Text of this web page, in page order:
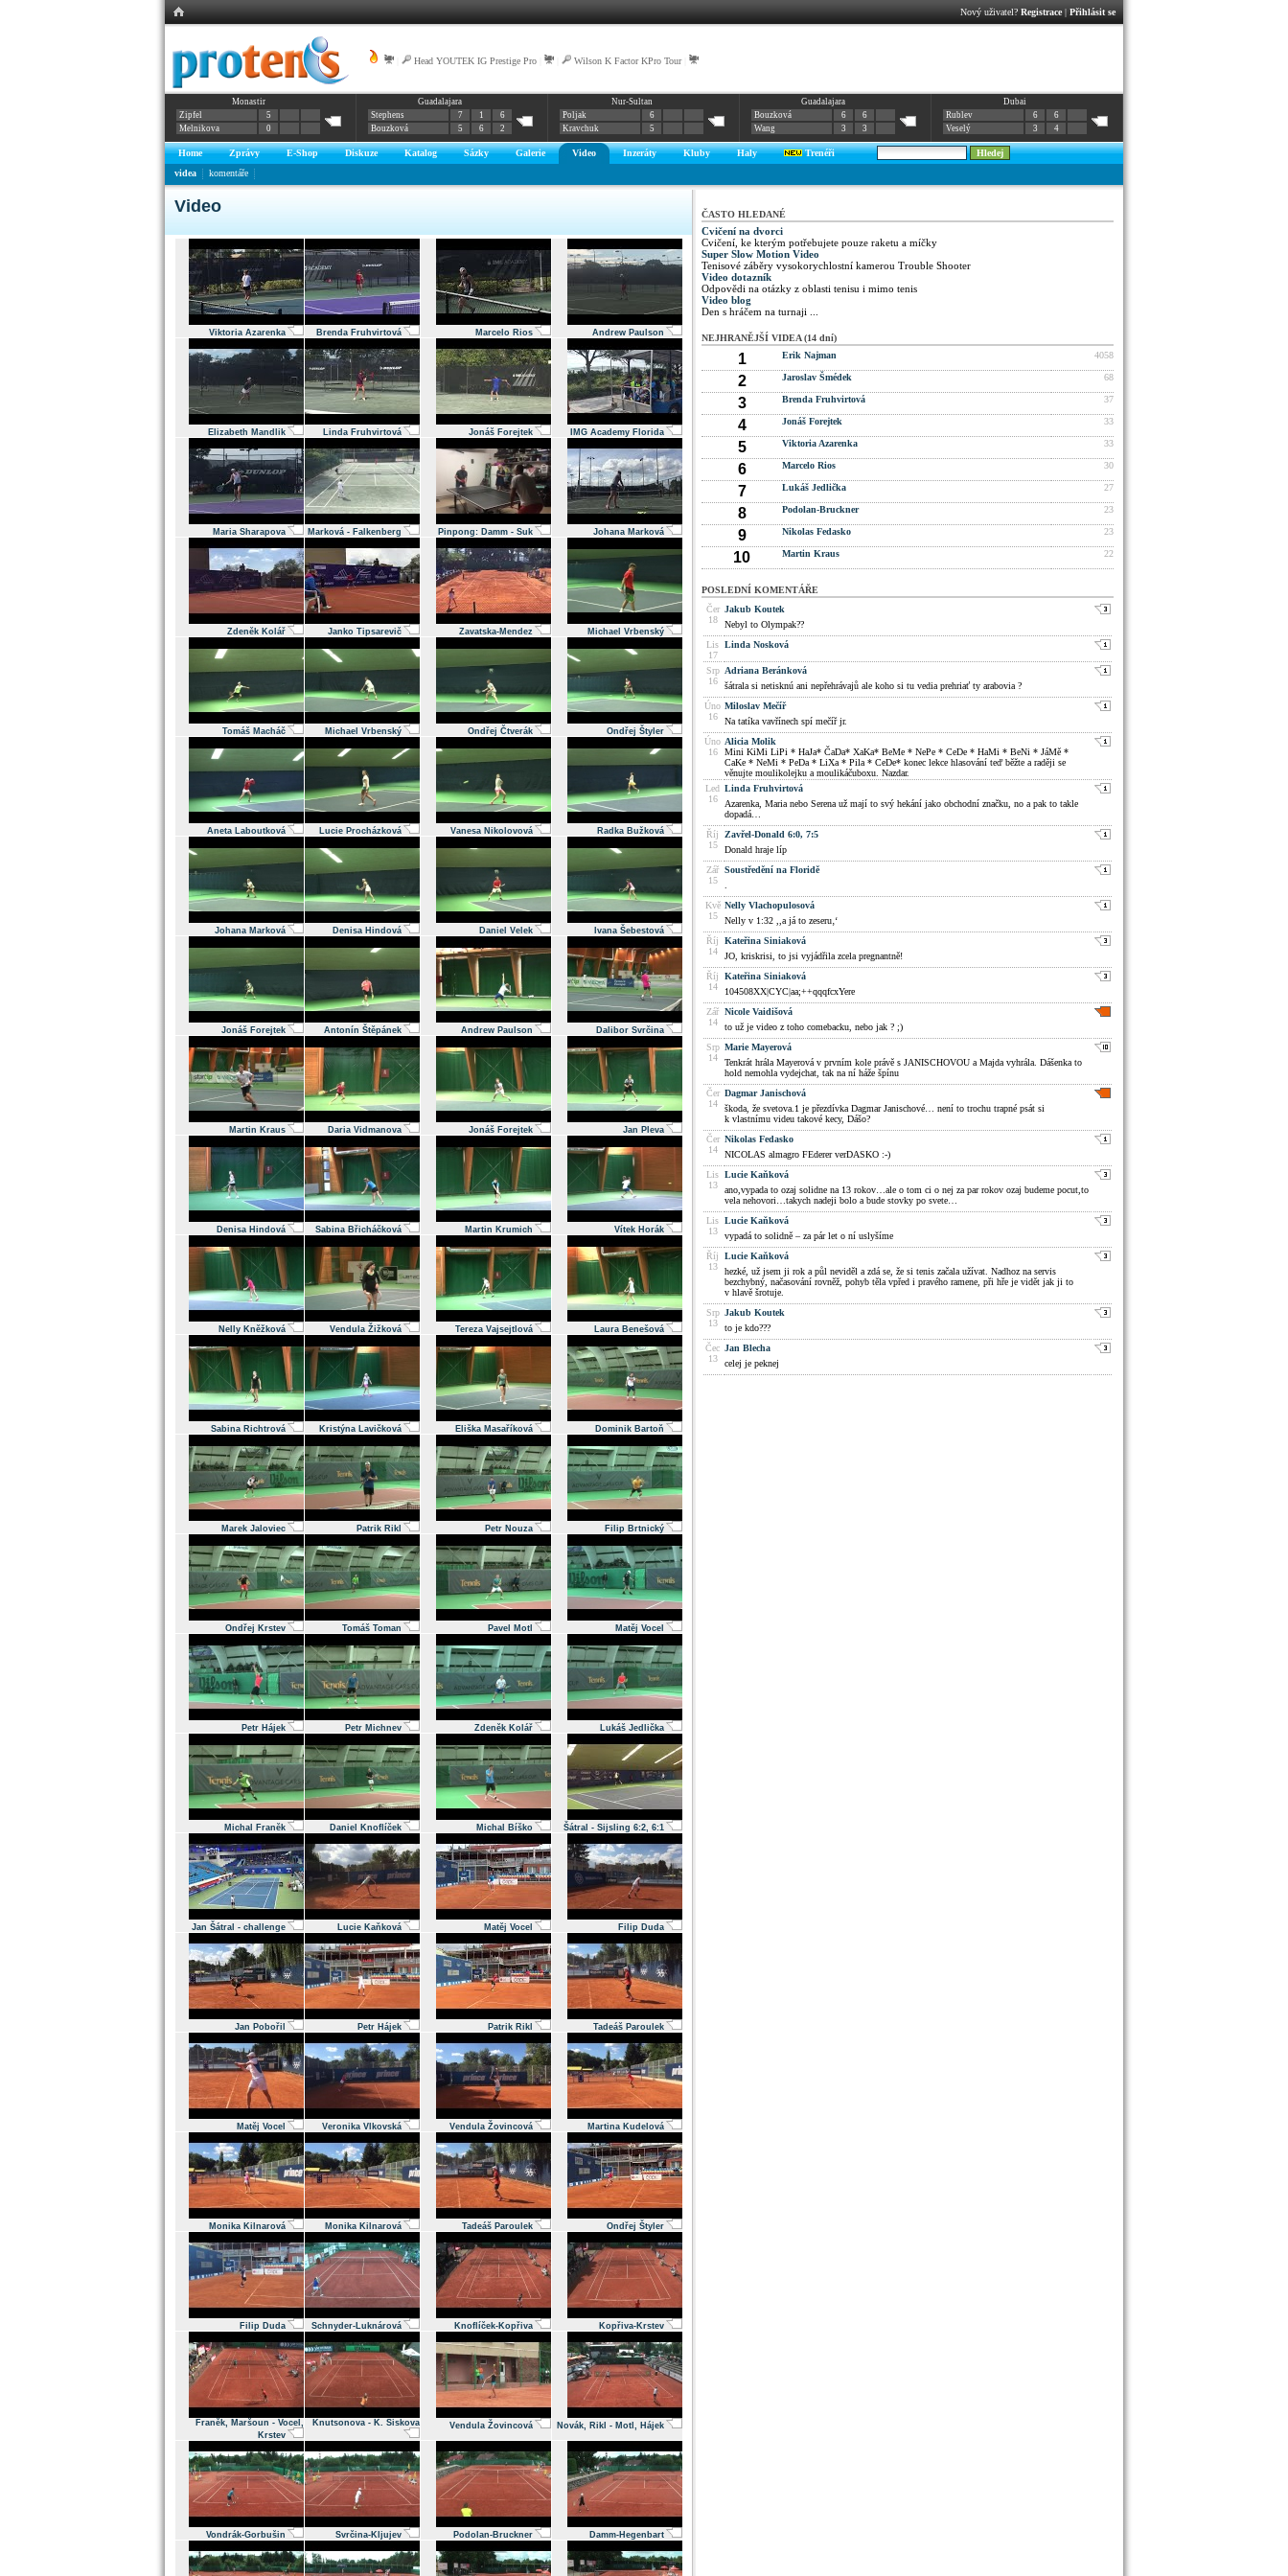
Nový uživatel? Registrace| Přihlásit se
Head YOUTEK IG Prestige Pro Wilson K Factor KPro Tour|
Monastir
Zipfel
5
Melnikova
0
Guadalajara
Stephens
7 1
6
Bouzková
5 6 2
Nur-Sultan
Poljak
6
Kravchuk
5
Guadalajara
Bouzková
6
6
Wang
3 3
Dubai
Rublev
6
6
Veselý
3 4
Home Zprávy E-Shop Diskuze Katalog Sázky Galerie Video Inzeráty Kluby Haly
Trenéři
videa
komentáře
Video
Viktoria Azarenka Brenda Fruhvirtová Marcelo Rios Andrew Paulson
Elizabeth Mandlik Linda Fruhvirtová Jonáš Forejtek IMG Academy Florida
Maria Sharapova Marková - Falkenberg Pinpong: Damm - Suk Johana Marková
Zdeněk Kolář Janko Tipsarevič Zavatska-Mendez Michael Vrbenský
Tomáš Macháč Michael Vrbenský Ondřej Čtverák Ondřej Štyler
Aneta Laboutková Lucie Procházková Vanesa Nikolovová Radka Bužková
Johana Marková Denisa Hindová Daniel Velek Ivana Šebestová
Jonáš Forejtek Antonín Štěpánek Andrew Paulson Dalibor Svrčina
Martin Kraus Daria Vidmanova Jonáš Forejtek Jan Pleva
Denisa Hindová Sabina Břicháčková Martin Krumich Vítek Horák
Nelly Kněžková Vendula Žižková Tereza Vajsejtlová Laura Benešová
Sabina Richtrová Kristýna Lavičková Eliška Masaříková Dominik Bartoň
Marek Jaloviec Patrik Rikl Petr Nouza Filip Brtnický
Ondřej Krstev Tomáš Toman Pavel Motl Matěj Vocel
Petr Hájek Petr Michnev Zdeněk Kolář Lukáš Jedlička
Michal Franěk Daniel Knoflíček Michal Bíško Šátral - Sijsling 6:2, 6:1
Jan Šátral - challenge Lucie Kaňková Matěj Vocel Filip Duda
Jan Pobořil Petr Hájek Patrik Rikl Tadeáš Paroulek
Matěj Vocel Veronika Vlkovská Vendula Žovincová Martina Kudelová
Monika Kilnarová Monika Kilnarová Tadeáš Paroulek Ondřej Štyler
Filip Duda Schnyder-Luknárová Knoflíček-Kopřiva Kopřiva-Krstev
Franěk, Maršoun - Vocel,
Krstev
Knutsonova - K. Siskova Vendula Žovincová Novák, Rikl - Motl, Hájek
Vondrák-Gorbušin Svrčina-Kljujev Podolan-Bruckner Damm-Hegenbart
ČASTO HLEDANÉ
Cvičení na dvorci
Cvičení, ke kterým potřebujete pouze raketu a míčky
Super Slow Motion Video
Tenisové záběry vysokorychlostní kamerou Trouble Shooter
Video dotazník
Odpovědi na otázky z oblasti tenisu i mimo tenis
Video blog
Den s hráčem na turnaji ...
NEJHRANĚJŠÍ VIDEA (14 dní)
1 Erik Najman 4058
2 Jaroslav Šmédek 68
3 Brenda Fruhvirtová 37
4 Jonáš Forejtek 33
5 Viktoria Azarenka 33
6 Marcelo Rios 30
7 Lukáš Jedlička 27
8 Podolan-Bruckner 23
9 Nikolas Fedasko 23
10 Martin Kraus 22
POSLEDNÍ KOMENTÁŘE
Čer
18
Jakub Koutek
Nebyl to Olympak??
Lis
17
Linda Nosková
Srp
16
Adriana Beránková
šátrala si netisknú ani nepřehrávajů ale koho si tu vedia prehriať ty arabovia ?
Úno
16
Miloslav Mečíř
Na tatíka vavřínech spí mečíř jr.
Úno
16
Alicia Molik
Mini KiMi LiPi * HaJa* ČaDa* XaKa* BeMe * NePe * CeDe * HaMi * BeNi * JáMě *
CaKe * NeMi * PeDa * LiXa * Pila * CeDe* konec lekce hlasování teď běžte a raději se
věnujte moulikolejku a moulikáčuboxu. Nazdar.
Led
16
Linda Fruhvirtová
Azarenka, Maria nebo Serena už mají to svý hekání jako obchodní značku, no a pak to takle
dopadá…
Říj
15
Zavřel-Donald 6:0, 7:5
Donald hraje líp
Zář
15
Soustředění na Floridě
Kvě
15
Nelly Vlachopulosová
Nelly v 1:32 ,,a já to zeseru‚‘
Říj
14
Kateřina Siniaková
JO, kriskrisi, to jsi vyjádřila zcela pregnantně!
Říj
14
Kateřina Siniaková
104508XX|CYC|­aa;++qqqfcxYe­re
Zář
14
Nicole Vaidišová
to už je video z toho comebacku, nebo jak ? ;)
Srp
14
Marie Mayerová
Tenkrát hrála Mayerová v prvním kole právě s JANISCHOVOU a Majda vyhrála. Dášenka to
hold nemohla vydejchat, tak na ní háže špínu
Čer
14
Dagmar Janischová
škoda, že svetova.1 je přezdívka Dagmar Janischové… není to trochu trapné psát si
k vlastnímu videu takové kecy, Dášo?
Čer
14
Nikolas Fedasko
NICOLAS almagro FEderer verDASKO :-)
Lis
13
Lucie Kaňková
ano,vypada to ozaj solidne na 13 rokov…ale o tom ci o nej za par rokov ozaj budeme pocut,to
vela nehovori…takych nadeji bolo a bude stovky po svete…
Lis
13
Lucie Kaňková
vypadá to solidně – za pár let o ní uslyšíme
Říj
13
Lucie Kaňková
hezké, už jsem ji rok a půl neviděl a zdá se, že si tenis začala užívat. Nadhoz na servis
bezchybný, načasování rovněž, pohyb těla vpřed i pravého ramene, při hře je vidět jak ji to
v hlavě šrotuje.
Srp
13
Jakub Koutek
to je kdo???
Čec
13
Jan Blecha
celej je peknej